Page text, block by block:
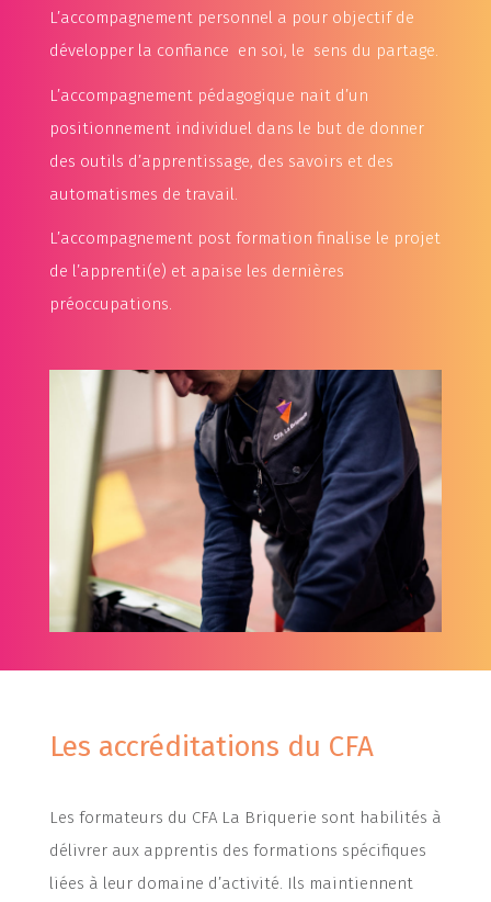
L’accompagnement personnel a pour objectif de
développer la confiance en soi, le sens du partage.
L’accompagnement pédagogique nait d’un
positionnement individuel dans le but de donner
des outils d’apprentissage, des savoirs et des
automatismes de travail.
L’accompagnement post formation finalise le projet
de l’apprenti(e) et apaise les dernières
préoccupations.
Les accréditations du CFA
Les formateurs du CFA La Briquerie sont habilités à
délivrer aux apprentis des formations spécifiques
liées à leur domaine d’activité. Ils maintiennent